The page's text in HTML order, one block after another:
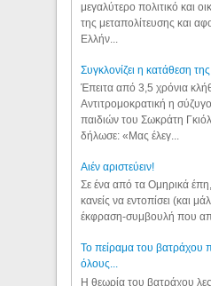
μεγαλύτερο πολιτικό και
της μεταπολίτευσης και
Ελλήν...
Συγκλονίζει η κατάθεση
Έπειτα από 3,5 χρόνια
Αντιτρομοκρατική η
παιδιών του Σωκράτη
δήλωσε: «Μας έλεγ...
Aιέν αριστεύειν!
Σε ένα από τα Ομηρικά έπη,
κανείς να εντοπίσει (και
έκφραση-συμβουλή που
Το πείραμα του βατράχου
όλους...
Η θεωρία του βατράχου λες